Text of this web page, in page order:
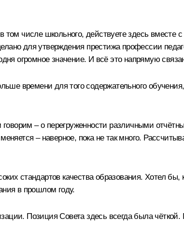
числе школьного, действуете здесь
для утверждения престижа профессии
огромное значение. И всё это напрямую
времени для того содержательного
– о перегруженности различными
– наверное, пока не так много.
стандартов качества образования. Хотел
в прошлом году.
Позиция Совета здесь всегда была чёткой.